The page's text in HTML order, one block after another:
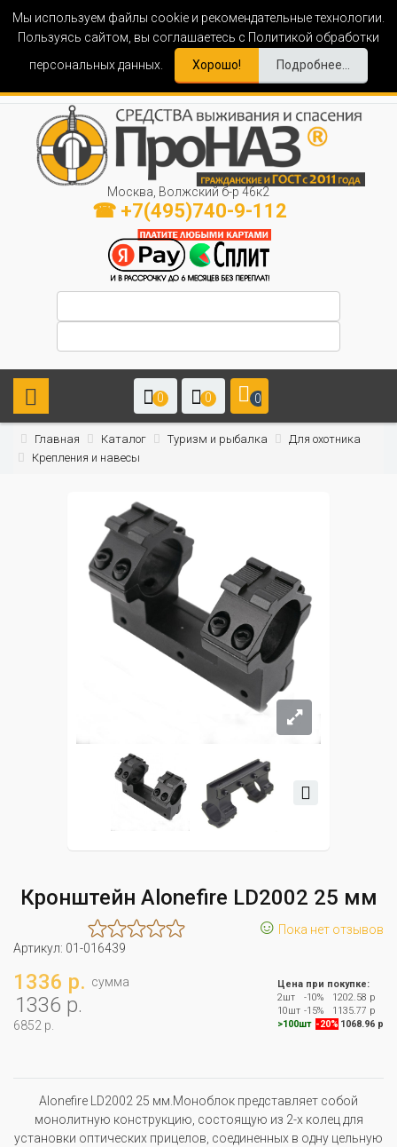
Мы используем файлы cookie и рекомендательные технологии.
Пользуясь сайтом, вы соглашаетесь с Политикой обработки
персональных данных.
Хорошо! Подробнее...
Москва, Волжский б-р 46к2
☎ +7(495)740-9-112
0 0 0
Главная Каталог Туризм и рыбалка
Для охотника
Крепления и навесы
Кронштейн Alonefire LD2002 25 мм
☺ Пока нет отзывов
Артикул: 01-016439
1336 р. сумма
1336 р.
6852 р.
Цена при покупке:
2шт
-10%
1202.58 р
10шт -15%
1135.77 р
>100шт -20% 1068.96 р
Alonefire LD2002 25 мм.Моноблок представляет собой
монолитную конструкцию, состоящую из 2-х колец для
установки оптических прицелов, соединенных в одну цельную